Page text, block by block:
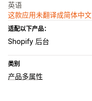
英语
这款应用未翻译成简体中文
适配以下产品：
Shopify 后台
类别
产品多属性